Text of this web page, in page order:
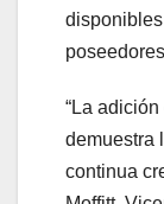
“La
demuestra
continua